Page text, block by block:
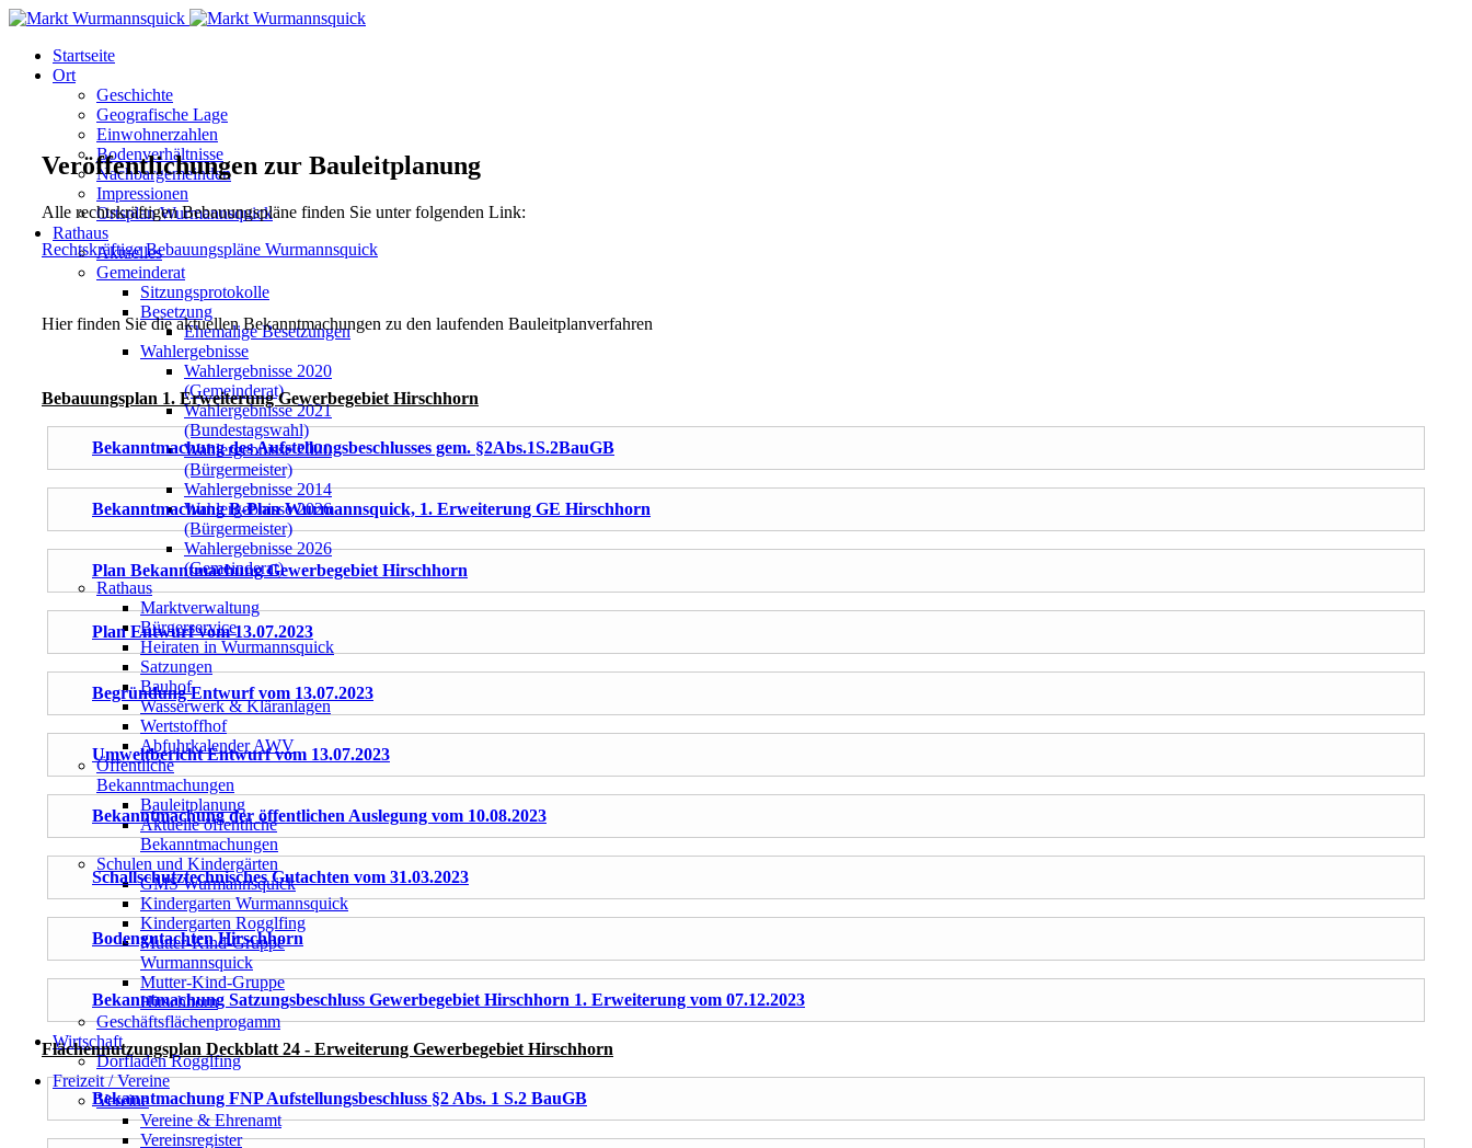
Startseite
Ort
Geschichte
Geografische Lage
Einwohnerzahlen
Bodenverhältnisse
Nachbargemeinden
Impressionen
Ortsplan Wurmannsquick
Rathaus
Aktuelles
Gemeinderat
Sitzungsprotokolle
Besetzung
Ehemalige Besetzungen
Wahlergebnisse
Wahlergebnisse 2020
(Gemeinderat)
Wahlergebnisse 2021
(Bundestagswahl)
Wahlergebnisse 2020
(Bürgermeister)
Wahlergebnisse 2014
Wahlergebnisse 2026
(Bürgermeister)
Wahlergebnisse 2026
(Gemeinderat)
Rathaus
Marktverwaltung
Bürgerservice
Heiraten in Wurmannsquick
Satzungen
Bauhof
Wasserwerk & Kläranlagen
Wertstoffhof
Abfuhrkalender AWV
Öffentliche
Bekanntmachungen
Bauleitplanung
Aktuelle öffentliche
Bekanntmachungen
Schulen und Kindergärten
GMS Wurmannsquick
Kindergarten Wurmannsquick
Kindergarten Rogglfing
Mutter-Kind-Gruppe
Wurmannsquick
Mutter-Kind-Gruppe
Hirschhorn
Geschäftsflächenprogamm
Wirtschaft
Dorfladen Rogglfing
Freizeit / Vereine
Vereine
Vereine & Ehrenamt
Vereinsregister
Veröffentlichungen zur Bauleitplanung
Alle rechtskräftigen Bebauungspläne finden Sie unter folgenden Link:
Rechtskräftige Bebauungspläne Wurmannsquick
Hier finden Sie die aktuellen Bekanntmachungen zu den laufenden Bauleitplanverfahren
Bebauungsplan 1. Erweiterung Gewerbegebiet Hirschhorn
Bekanntmachung des Aufstellungsbeschlusses gem. §2Abs.1S.2BauGB
Bekanntmachung B-Plan Wurmannsquick, 1. Erweiterung GE Hirschhorn
Plan Bekanntmachung Gewerbegebiet Hirschhorn
Plan Entwurf vom 13.07.2023
Begründung Entwurf vom 13.07.2023
Umweltbericht Entwurf vom 13.07.2023
Bekanntmachung der öffentlichen Auslegung vom 10.08.2023
Schallschutztechnisches Gutachten vom 31.03.2023
Bodengutachten Hirschhorn
Bekanntmachung Satzungsbeschluss Gewerbegebiet Hirschhorn 1. Erweiterung vom 07.12.2023
Flächennutzungsplan Deckblatt 24 - Erweiterung Gewerbegebiet Hirschhorn
Bekanntmachung FNP Aufstellungsbeschluss §2 Abs. 1 S.2 BauGB